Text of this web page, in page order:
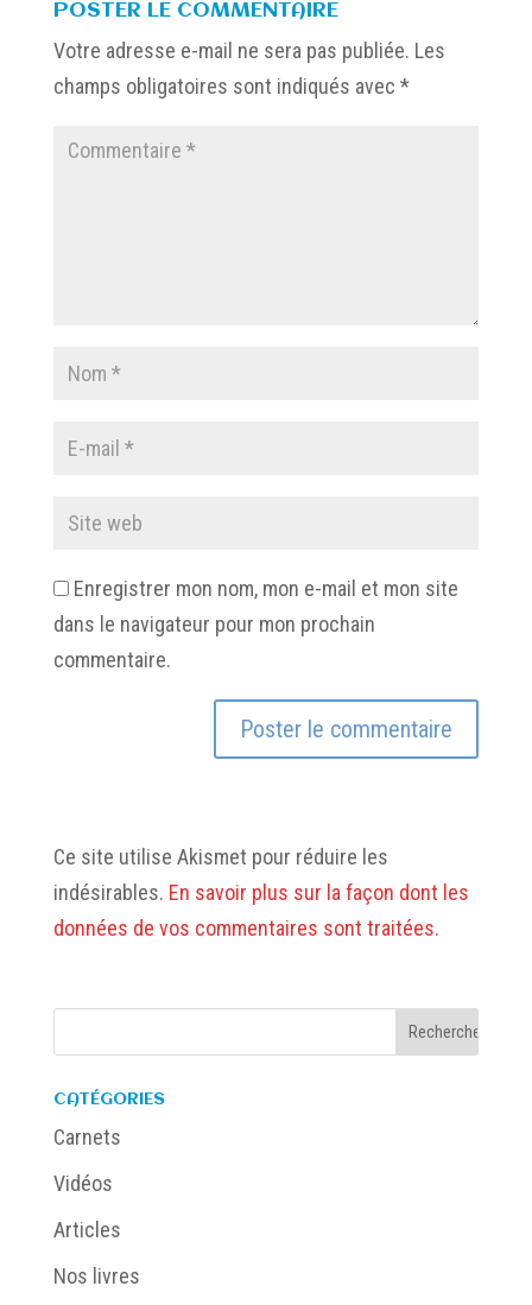
POSTER LE COMMENTAIRE
Votre adresse e-mail ne sera pas publiée. Les
champs obligatoires sont indiqués avec *
Enregistrer mon nom, mon e-mail et mon site
dans le navigateur pour mon prochain
commentaire.
Ce site utilise Akismet pour réduire les
indésirables. En savoir plus sur la façon dont les
données de vos commentaires sont traitées.
CATÉGORIES
Carnets
Vidéos
Articles
Nos livres